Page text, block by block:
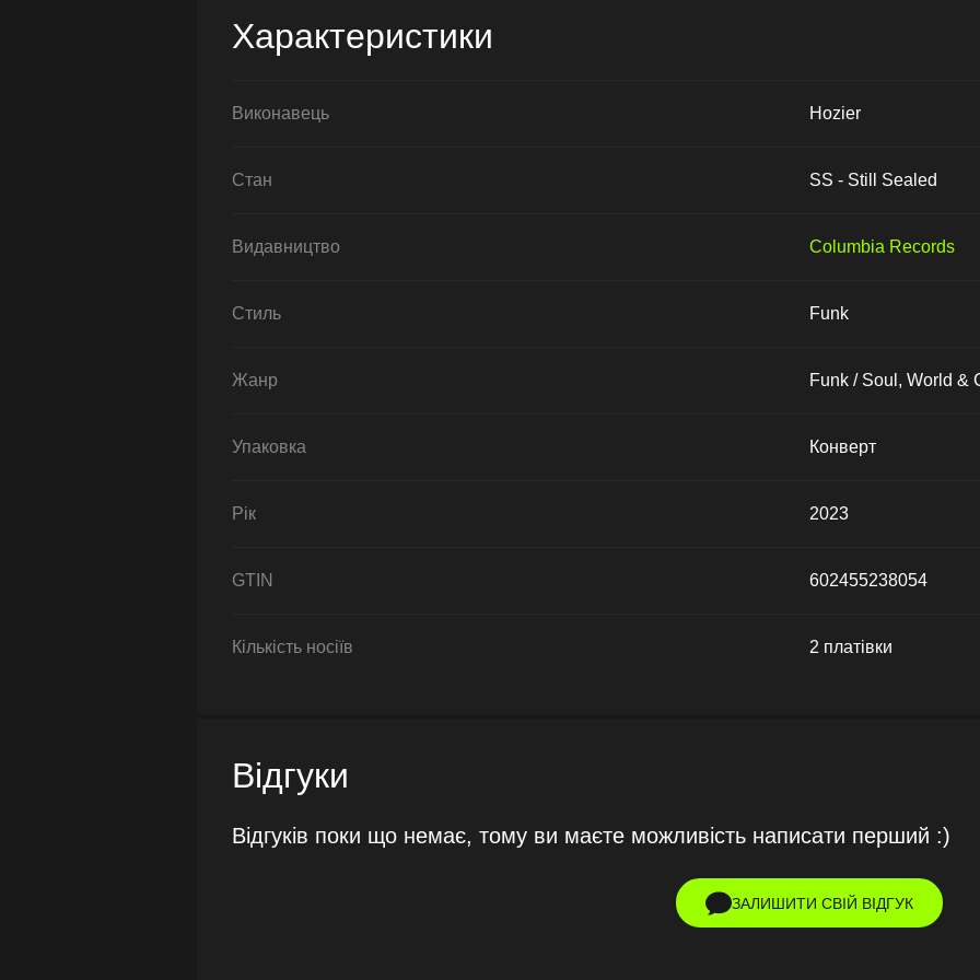
Характеристики
Виконавець Hozier
Стан SS - Still Sealed
Видавництво Columbia Records
Стиль Funk
Жанр Funk / Soul, World &
Упаковка Конверт
Рік 2023
GTIN 602455238054
Кількість носіїв 2 платівки
Відгуки
Відгуків поки що немає, тому ви маєте можливість написати перший :)
ЗАЛИШИТИ СВІЙ ВІДГУК